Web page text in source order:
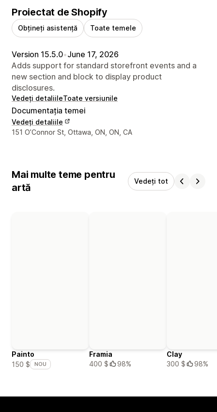
Proiectat de Shopify
Obțineți asistență Toate temele
Version 15.5.0•June 17, 2026
Adds support for standard storefront events and a
new section and block to display product
disclosures.
Vedeți detaliileToate versiunile
Documentația temei
Vedeți detaliile
Detaliile de contact ale designerului
151 O’Connor St, Ottawa, ON, ON, CA
Mai multe teme pentru
artă
Vedeți tot
Painto
150 $
NOU
Framia
400 $
98%
Clay
300 $
98%